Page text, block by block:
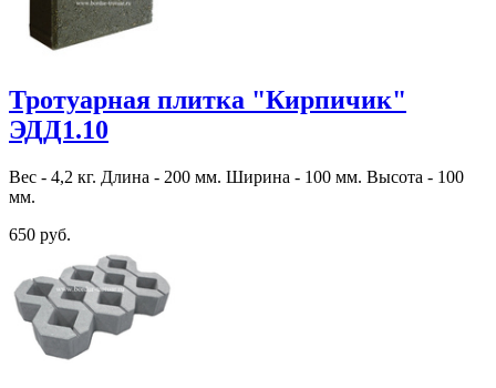
Тротуарная плитка "Кирпичик"
ЭДД1.10
Вес - 4,2 кг. Длина - 200 мм. Ширина - 100 мм. Высота - 100
мм.
650 руб.